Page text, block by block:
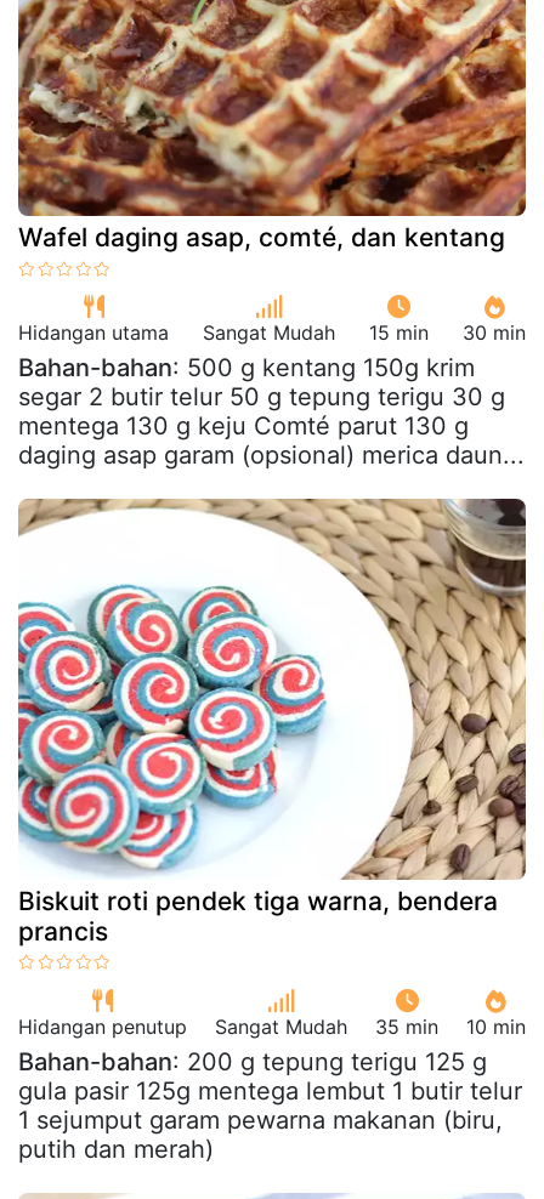
Wafel daging asap, comté, dan kentang
Hidangan utama Sangat Mudah 15 min 30 min
Bahan-bahan: 500 g kentang 150g krim
segar 2 butir telur 50 g tepung terigu 30 g
mentega 130 g keju Comté parut 130 g
daging asap garam (opsional) merica daun...
Biskuit roti pendek tiga warna, bendera
prancis
Hidangan penutup Sangat Mudah 35 min 10 min
Bahan-bahan: 200 g tepung terigu 125 g
gula pasir 125g mentega lembut 1 butir telur
1 sejumput garam pewarna makanan (biru,
putih dan merah)